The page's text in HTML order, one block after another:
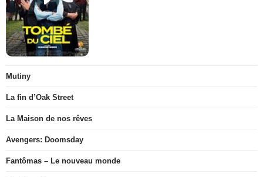
Mutiny
La fin d’Oak Street
La Maison de nos rêves
Avengers: Doomsday
Fantômas – Le nouveau monde